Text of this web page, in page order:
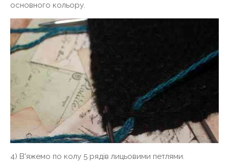
основного кольору.
4) В'яжемо по колу 5 рядів лицьовими петлями.